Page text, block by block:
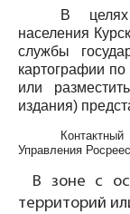
В целях
населения
службы
картографии по
или
издания)
Управления
В зоне с
территорий